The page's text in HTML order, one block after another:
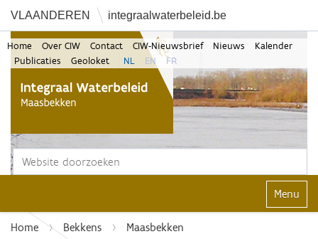
VLAANDEREN integraalwaterbeleid.be
Zoek
Home Over CIW Contact CIW-Nieuwsbrief Nieuws
Kalender
Publicaties
Geoloket NL EN FR
Klap
Home Bekkens
Maasbekken